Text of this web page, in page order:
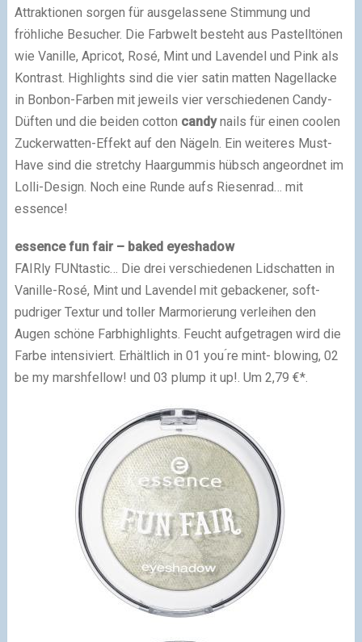
Attraktionen sorgen für ausgelassene Stimmung und
fröhliche Besucher. Die Farbwelt besteht aus Pastelltönen
wie Vanille, Apricot, Rosé, Mint und Lavendel und Pink als
Kontrast. Highlights sind die vier satin matten Nagellacke
in Bonbon-Farben mit jeweils vier verschiedenen Candy-
Düften und die beiden cotton candynails für einen coolen
Zuckerwatten-Effekt auf den Nägeln. Ein weiteres Must-
Have sind die stretchy Haargummis hübsch angeordnet im
Lolli-Design. Noch eine Runde aufs Riesenrad… mit
essence!
essencefun fair – baked eyeshadow
FAIRly FUNtastic… Die drei verschiedenen Lidschatten in
Vanille-Rosé, Mint und Lavendel mit gebackener, soft-
pudriger Textur und toller Marmorierung verleihen den
Augen schöne Farbhighlights. Feucht aufgetragen wird die
Farbe intensiviert. Erhältlich in 01 you ́re mint- blowing, 02
be my marshfellow! und 03 plump it up!. Um 2,79 €*.